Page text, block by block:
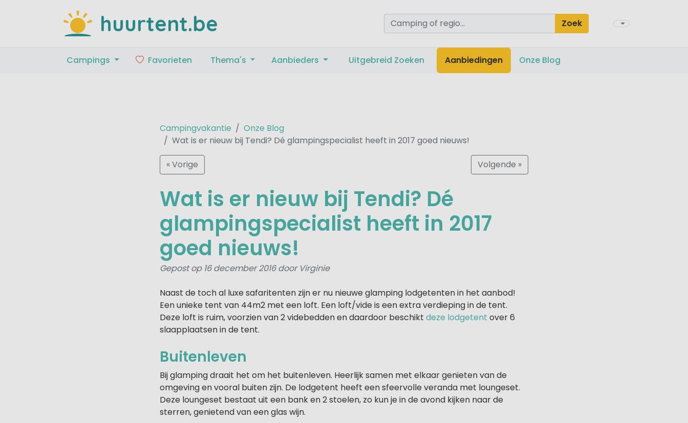
huurtent.be Zoek
Campings Favorieten Thema's Aanbieders Uitgebreid Zoeken Aanbiedingen Onze Blog
Campingvakantie
Onze Blog
Wat is er nieuw bij Tendi? Dé glampingspecialist heeft in 2017 goed nieuws!
« Vorige Volgende »
Wat is er nieuw bij Tendi? Dé
glampingspecialist heeft in 2017
goed nieuws!
Gepost op 16 december 2016 door Virginie
Naast de toch al luxe safaritenten zijn er nu nieuwe glamping lodgetenten in het aanbod!
Een unieke tent van 44m2 met een loft. Een loft/vide is een extra verdieping in de tent.
Deze loft is ruim, voorzien van 2 videbedden en daardoor beschikt deze lodgetent over 6
slaapplaatsen in de tent.
Buitenleven
Bij glamping draait het om het buitenleven. Heerlijk samen met elkaar genieten van de
omgeving en vooral buiten zijn. De lodgetent heeft een sfeervolle veranda met loungeset.
Deze loungeset bestaat uit een bank en 2 stoelen, zo kun je in de avond kijken naar de
sterren, genietend van een glas wijn.